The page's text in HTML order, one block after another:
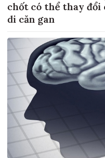
chốt có thể thay
di căn gan